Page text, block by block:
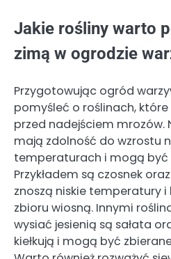
Jakie rośliny warto
zimą w ogrodzie
Przygotowując ogród
pomyśleć o roślinach,
przed nadejściem mrozów.
mają zdolność do wzrostu
temperaturach i mogą być
Przykładem są czosnek
znoszą niskie temperatury
zbioru wiosną. Innymi
wysiać jesienią są sałata
kiełkują i mogą być